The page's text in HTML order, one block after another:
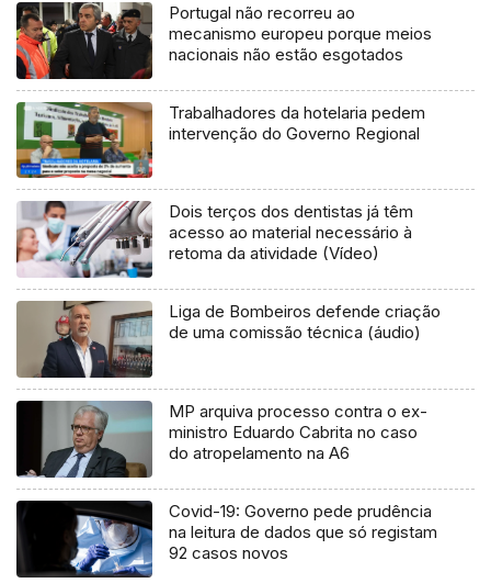
Portugal não recorreu ao
mecanismo europeu porque meios
nacionais não estão esgotados
Trabalhadores da hotelaria pedem
intervenção do Governo Regional
Dois terços dos dentistas já têm
acesso ao material necessário à
retoma da atividade (Vídeo)
Liga de Bombeiros defende criação
de uma comissão técnica (áudio)
MP arquiva processo contra o ex-
ministro Eduardo Cabrita no caso
do atropelamento na A6
Covid-19: Governo pede prudência
na leitura de dados que só registam
92 casos novos